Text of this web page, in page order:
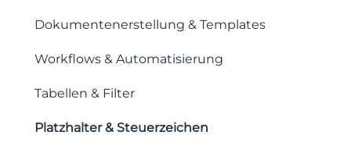
Dokumentenerstellung & Templates
Workflows & Automatisierung
Tabellen & Filter
Platzhalter & Steuerzeichen